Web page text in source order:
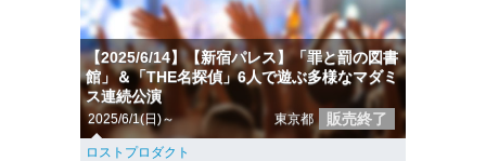
【2025/6/14】【新宿パレス】「罪と罰の図書
館」＆「THE名探偵」6人で遊ぶ多様なマダミ
ス連続公演
2025/6/1(日)～ 東京都 販売終了
ロストプロダクト